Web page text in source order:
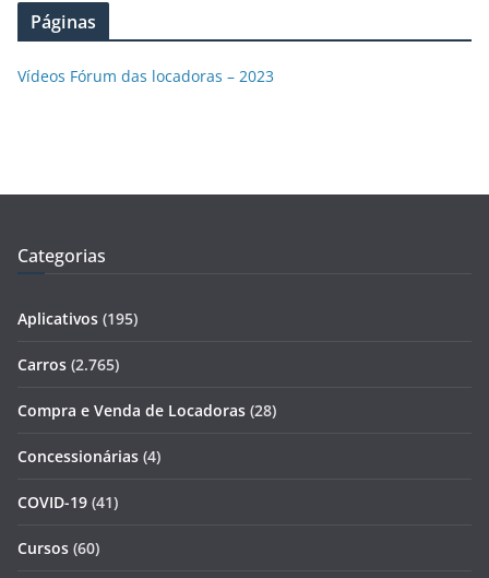
Páginas
Vídeos Fórum das locadoras – 2023
Categorias
Aplicativos (195)
Carros (2.765)
Compra e Venda de Locadoras (28)
Concessionárias (4)
COVID-19 (41)
Cursos (60)